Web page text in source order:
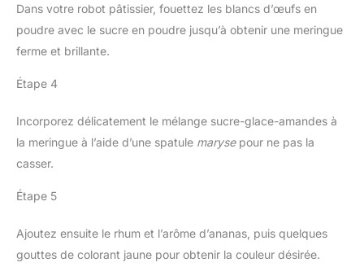
Dans votre robot pâtissier, fouettez les blancs d’œufs en
poudre avec le sucre en poudre jusqu’à obtenir une meringue
ferme et brillante.
Étape 4
Incorporez délicatement le mélange sucre-glace-amandes à
la meringue à l’aide d’une spatule marysepour ne pas la
casser.
Étape 5
Ajoutez ensuite le rhum et l’arôme d’ananas, puis quelques
gouttes de colorant jaune pour obtenir la couleur désirée.